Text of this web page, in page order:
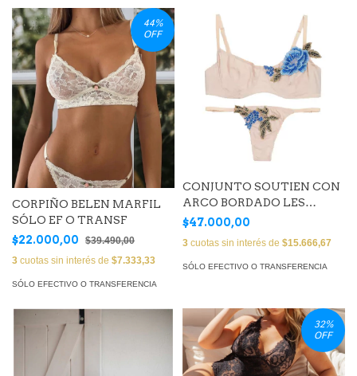
44%
OFF
CORPIÑO BELEN MARFIL
SÓLO EF O TRANSF
$22.000,00
$39.490,00
3 cuotas sin interés de $7.333,33
SÓLO EFECTIVO O TRANSFERENCIA
CONJUNTO SOUTIEN CON
ARCO BORDADO LES
FLEURS (Art. BORSET17 )
$47.000,00
3 cuotas sin interés de $15.666,67
SÓLO EFECTIVO O TRANSFERENCIA
32%
OFF